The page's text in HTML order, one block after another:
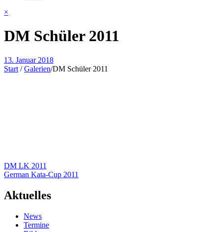
×
DM Schüler 2011
13. Januar 2018
Start /Galerien/DM Schüler 2011
Beitragsnavigation
DM LK 2011
German Kata-Cup 2011
Aktuelles
News
Termine